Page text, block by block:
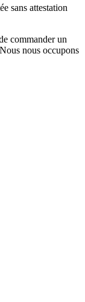
sans attestation
commander un
nous occupons